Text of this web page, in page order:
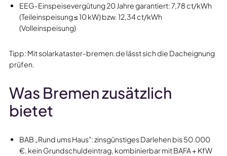
EEG-Einspeisevergütung 20 Jahre garantiert: 7,78 ct/kWh
(Teileinspeisung ≤ 10 kW) bzw. 12,34 ct/kWh
(Volleinspeisung)
Tipp: Mit solarkataster-bremen.de lässt sich die Dacheignung
prüfen.
Was Bremen zusätzlich
bietet
BAB „Rund ums Haus": zinsgünstiges Darlehen bis 50.000
€, kein Grundschuldeintrag, kombinierbar mit BAFA + KfW